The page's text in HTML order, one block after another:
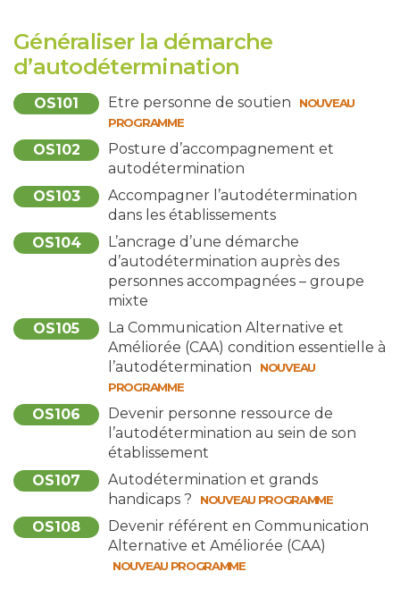
Généraliser la démarche
d’autodétermination
OS101 Etre personne de soutien
NOUVEAU
PROGRAMME
OS102
Posture d’accompagnement et
autodétermination
OS103
Accompagner l’autodétermination
dans les établissements
OS104
L’ancrage d’une démarche
d’autodétermination auprès des
personnes accompagnées – groupe
mixte
OS105
La Communication Alternative et
Améliorée (CAA) condition essentielle à
l’autodétermination
NOUVEAU
PROGRAMME
OS106
Devenir personne ressource de
l’autodétermination au sein de son
établissement
OS107
Autodétermination et grands
handicaps ?
NOUVEAU PROGRAMME
OS108
Devenir référent en Communication
Alternative et Améliorée (CAA)
NOUVEAU PROGRAMME